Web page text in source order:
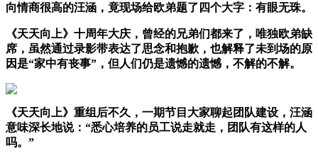
向情商很高的汪涵，竟现场给欧弟题了四个大字：有眼无珠。
《天天向上》十周年大庆，曾经的兄弟们都来了，唯独欧弟缺
席，虽然通过录影带表达了思念和抱歉，也解释了未到场的原
因是“家中有丧事”，但人们仍是遗憾的遗憾，不解的不解。
《天天向上》重组后不久，一期节目大家聊起团队建设，汪涵
意味深长地说：“悉心培养的员工说走就走，团队有这样的人
吗。”